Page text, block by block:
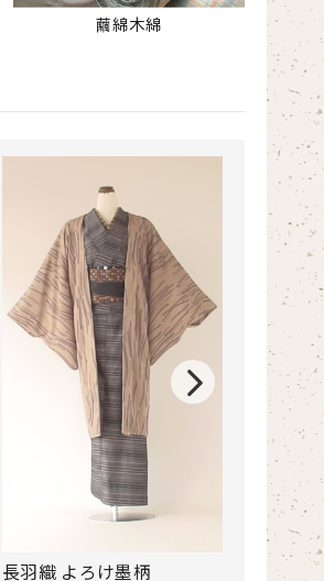
繭綿木綿
長羽織 よろけ墨柄
米沢織
長羽織